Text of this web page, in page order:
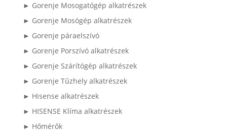
► Gorenje Mosogatógép alkatrészek
► Gorenje Mosógép alkatrészek
► Gorenje páraelszívó
► Gorenje Porszívó alkatrészek
► Gorenje Szárítógép alkatrészek
► Gorenje Tűzhely alkatrészek
► Hisense alkatrészek
► HISENSE Klíma alkatrészek
► Hőmérők